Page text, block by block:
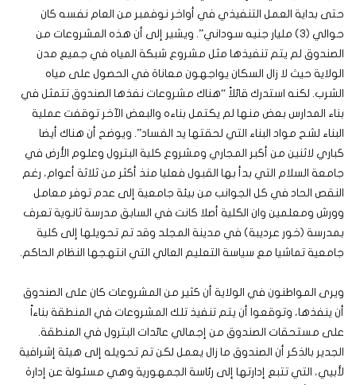
حتى بداية العمل التنفيذي في أواخر نوفمبر من العام نفسه كان
حوالي (٣) مليار جنيه سوداني”. ويشير إلى أن هذه المشروعات من
الصندوق لم يتم تنفيذها مثل مشروع شبكة المياه في جميع مدن
الولاية حيث لا زال السكان يواجهون معاناة في الحصول على مياه
الشرب. لكنه استدرك قائلاً “هناك مشروعات نفذها الصندوق تتمثل في
بناء المدارس بعض منها لم يكتمل بناءه والبعض الآخر توقفت عملية
البناء لشح مواد البناء التي لحقتها يد الفساد”. ويوضح أن هناك أيضا
كباري لاثنين من أكبر المجاري ومشروع كلية البترول وعلوم الأرض في
جامعة السلام التي بدأ بها القبول فعليا منذ أكثر من ثلاثة أعوام، رغم
النقص الحاد في كل الجوانب من بيئة جامعية إلى عدم توفر معامل
وورش ومعلمين وان الكلية أصلا كانت في السابق مدرسة ثانوية تعرف
بمدرسة (خور عرديبة) في مدينة المجلد وقد تم تحويلها إلى كلية
جامعية تماشيا مع سياسة التعليم العالي التي انتهجها النظام الحاكم.
ويرى المواطنون في الولاية أن كثير من المشروعات كان على الصندوق
أن ينفذها، وتوقعوا أن يتم تنفيذ تلك المشروعات في المنطقة بناءاً
على مستحقات الصندوق من إجمالي عائدات البترول في المنطقة.
الجدير بالذكر أن الصندوق ما زال يعمل لكن تم تحويله إلى هيئة إشرافية
لأبيي، التي تتبع إدارتها إلى رئاسة الجمهورية وهي مسئولة عن إدارة